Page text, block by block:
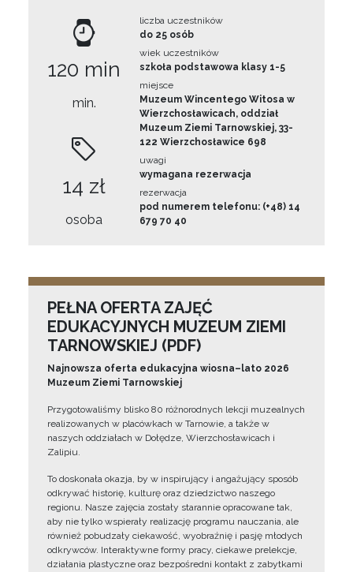
120 min
min.
14 zł
osoba
liczba uczestników
do 25 osób
wiek uczestników
szkoła podstawowa klasy 1-5
miejsce
Muzeum Wincentego Witosa w
Wierzchosławicach, oddział
Muzeum Ziemi Tarnowskiej, 33-
122 Wierzchosławice 698
uwagi
wymagana rezerwacja
rezerwacja
pod numerem telefonu: (+48) 14
679 70 40
PEŁNA OFERTA ZAJĘĆ
EDUKACYJNYCH MUZEUM ZIEMI
TARNOWSKIEJ (PDF)
Najnowsza oferta edukacyjna wiosna–lato 2026
Muzeum Ziemi Tarnowskiej
Przygotowaliśmy blisko 80 różnorodnych lekcji muzealnych
realizowanych w placówkach w Tarnowie, a także w
naszych oddziałach w Dołędze, Wierzchosławicach i
Zalipiu.
To doskonała okazja, by w inspirujący i angażujący sposób
odkrywać historię, kulturę oraz dziedzictwo naszego
regionu. Nasze zajęcia zostały starannie opracowane tak,
aby nie tylko wspierały realizację programu nauczania, ale
również pobudzały ciekawość, wyobraźnię i pasję młodych
odkrywców. Interaktywne formy pracy, ciekawe prelekcje,
działania plastyczne oraz bezpośredni kontakt z zabytkami